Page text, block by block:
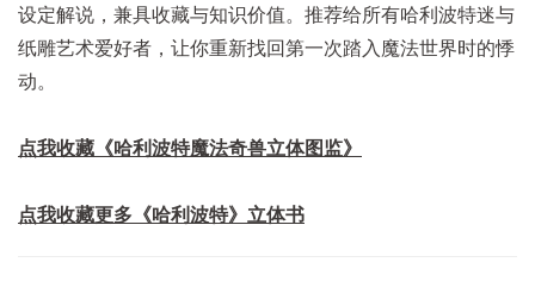
设定解说，兼具收藏与知识价值。推荐给所有哈利波特迷与
纸雕艺术爱好者，让你重新找回第一次踏入魔法世界时的悸
动。
点我收藏《哈利波特魔法奇兽立体图监》
点我收藏更多《哈利波特》 立体书